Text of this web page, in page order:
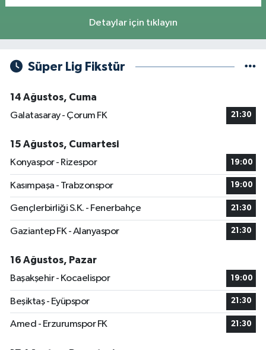
Detaylar için tıklayın
Süper Lig Fikstür
14 Ağustos, Cuma
Galatasaray - Çorum FK
21:30
15 Ağustos, Cumartesi
Konyaspor - Rizespor
19:00
Kasımpaşa - Trabzonspor 19:00
Gençlerbirliği S.K. - Fenerbahçe 21:30
Gaziantep FK - Alanyaspor 21:30
16 Ağustos, Pazar
Başakşehir - Kocaelispor
19:00
Beşiktaş - Eyüpspor 21:30
Amed - Erzurumspor FK 21:30